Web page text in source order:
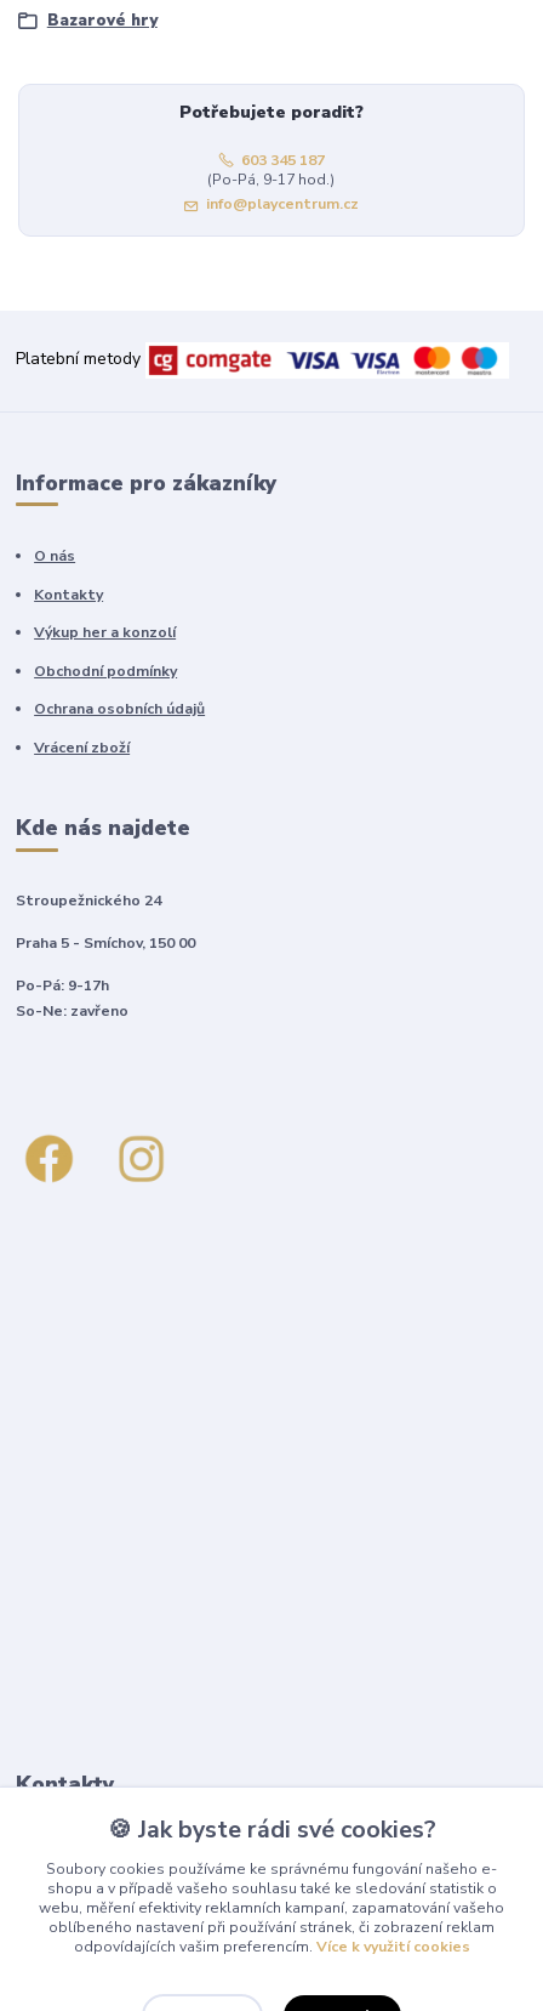
Bazarové hry
Potřebujete poradit?
603 345 187
(Po-Pá, 9-17 hod.)
info@playcentrum.cz
Platební metody
Informace pro zákazníky
O nás
Kontakty
Výkup her a konzolí
Obchodní podmínky
Ochrana osobních údajů
Vrácení zboží
Kde nás najdete
Stroupežnického 24
Praha 5 - Smíchov, 150 00
Po-Pá: 9-17h
So-Ne: zavřeno
Kontakty
(Po-Pá, 9-17 hod.)
info@playcentrum.cz
🍪 Jak byste rádi své cookies?
Soubory cookies používáme ke správnému fungování našeho e-
shopu a v případě vašeho souhlasu také ke sledování statistik o
webu, měření efektivity reklamních kampaní, zapamatování vašeho
oblíbeného nastavení při používání stránek, či zobrazení reklam
odpovídajících vašim preferencím. Více k využití cookies